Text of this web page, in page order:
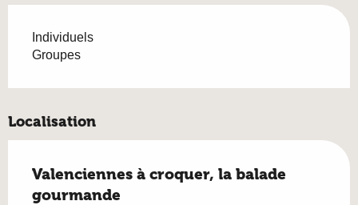
Individuels
Groupes
Localisation
Valenciennes à croquer, la balade
gourmande